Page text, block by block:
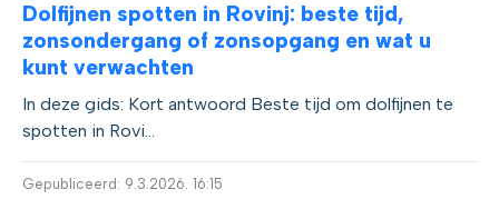
Dolfijnen spotten in Rovinj: beste tijd,
zonsondergang of zonsopgang en wat u
kunt verwachten
In deze gids: Kort antwoord Beste tijd om dolfijnen te
spotten in Rovi...
Gepubliceerd: 9.3.2026. 16:15